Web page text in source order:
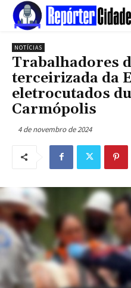
NOTÍCIAS
Trabalhadores
terceirizada da
eletrocutados
Carmópolis
4 de novembro de 2024